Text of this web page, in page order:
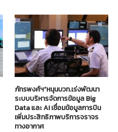
ภัทรพงศ์ฯ”หนุนบวท.เร่งพัฒนา
ระบบบริหารจัดการข้อมูล Big
Data และ AI เชื่อมข้อมูลการบิน
เพิ่มประสิทธิภาพบริการจราจร
ทางอากาศ